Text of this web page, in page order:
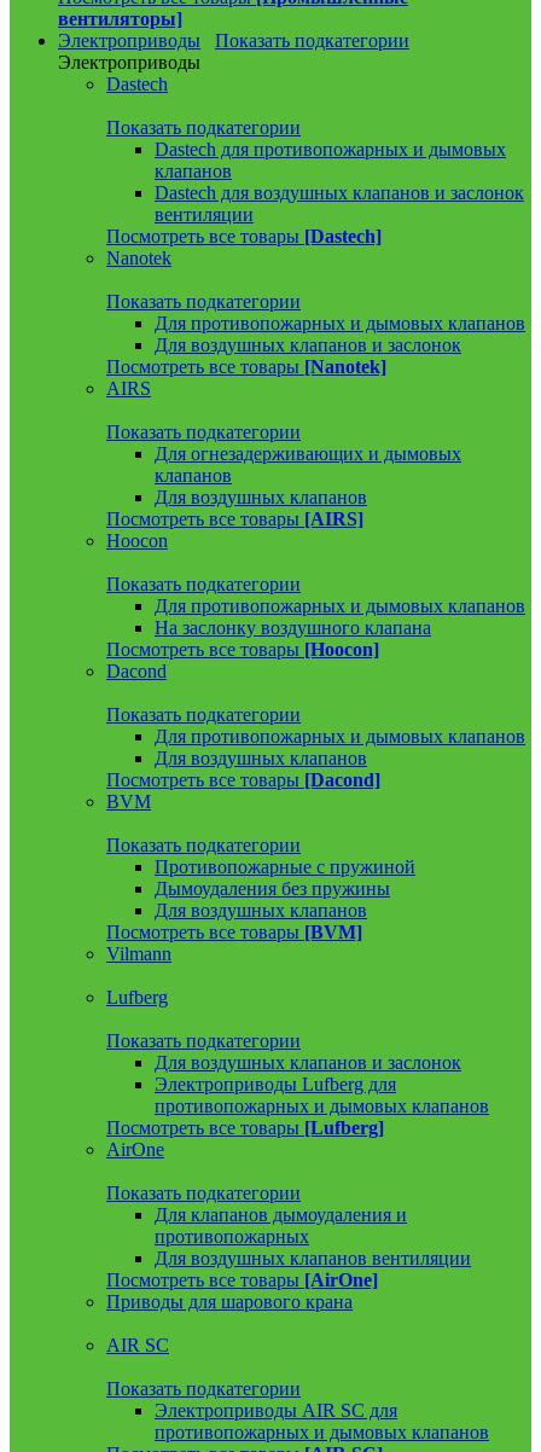
вентиляторы]
Электроприводы
Показать подкатегории
Электроприводы
Dastech
Показать подкатегории
Dastech для противопожарных и дымовых
клапанов
Dastech для воздушных клапанов и заслонок
вентиляции
Посмотреть все товары [Dastech]
Nanotek
Показать подкатегории
Для противопожарных и дымовых клапанов
Для воздушных клапанов и заслонок
Посмотреть все товары [Nanotek]
AIRS
Показать подкатегории
Для огнезадерживающих и дымовых
клапанов
Для воздушных клапанов
Посмотреть все товары [AIRS]
Hoocon
Показать подкатегории
Для противопожарных и дымовых клапанов
На заслонку воздушного клапана
Посмотреть все товары [Hoocon]
Dacond
Показать подкатегории
Для противопожарных и дымовых клапанов
Для воздушных клапанов
Посмотреть все товары [Dacond]
BVM
Показать подкатегории
Противопожарные с пружиной
Дымоудаления без пружины
Для воздушных клапанов
Посмотреть все товары [BVM]
Vilmann
Lufberg
Показать подкатегории
Для воздушных клапанов и заслонок
Электроприводы Lufberg для
противопожарных и дымовых клапанов
Посмотреть все товары [Lufberg]
AirOne
Показать подкатегории
Для клапанов дымоудаления и
противопожарных
Для воздушных клапанов вентиляции
Посмотреть все товары [AirOne]
Приводы для шарового крана
AIR SC
Показать подкатегории
Электроприводы AIR SC для
противопожарных и дымовых клапанов